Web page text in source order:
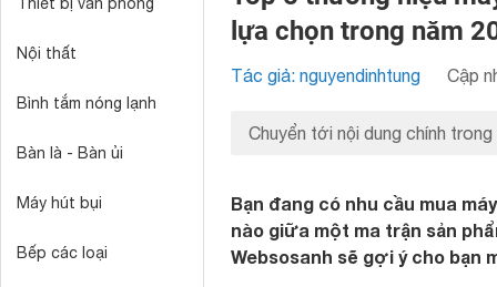
Nội thất
Bình tắm nóng lạnh
Bàn là - Bàn ủi
Máy hút bụi
Bếp các loại
lựa chọn trong năm
Tác giả: nguyendinhtung Cập
Chuyển tới nội dung chính trong
Bạn đang có nhu cầu mua
nào giữa một ma trận sản
Websosanh sẽ gợi ý cho bạn